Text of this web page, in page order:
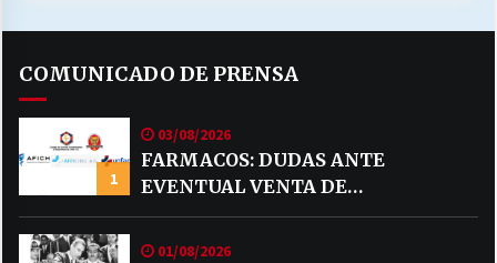
COMUNICADO DE PRENSA
1
03/08/2026
FARMACOS: DUDAS ANTE
EVENTUAL VENTA DE
MEDICAMENTOS POR MERCADO
LIBRE
01/08/2026